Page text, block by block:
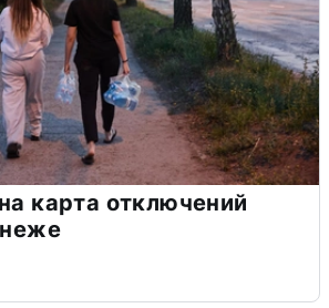
карта отключений